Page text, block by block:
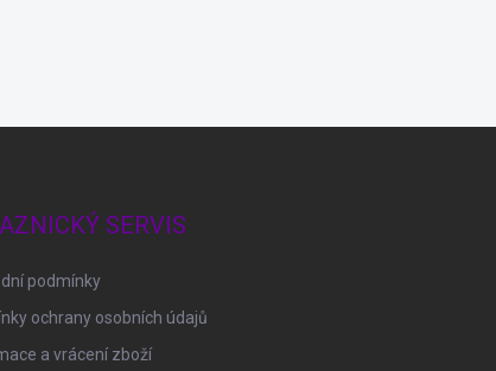
SERVIS
podmínky
ochrany osobních údajů
a vrácení zboží